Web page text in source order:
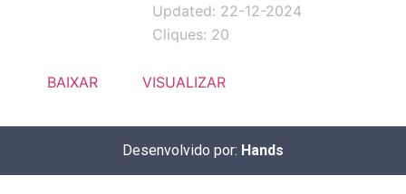
Updated: 22-12-2024
Cliques: 20
BAIXAR VISUALIZAR
Desenvolvido por: Hands